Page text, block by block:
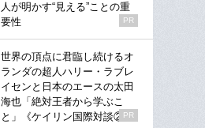
人が明かす“見える”ことの重
要性
PR
世界の頂点に君臨し続けるオ
ランダの超人ハリー・ラブレ
イセンと日本のエースの太田
海也「絶対王者から学ぶこ
と」《ケイリン国際対談②》
PR